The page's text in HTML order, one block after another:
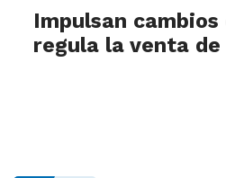
Impulsan
regula la venta